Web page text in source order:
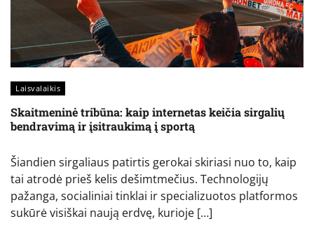
Laisvalaikis
Skaitmeninė tribūna: kaip internetas keičia sirgalių
bendravimą ir įsitraukimą į sportą
Šiandien sirgaliaus patirtis gerokai skiriasi nuo to, kaip
tai atrodė prieš kelis dešimtmečius. Technologijų
pažanga, socialiniai tinklai ir specializuotos platformos
sukūrė visiškai naują erdvę, kurioje […]